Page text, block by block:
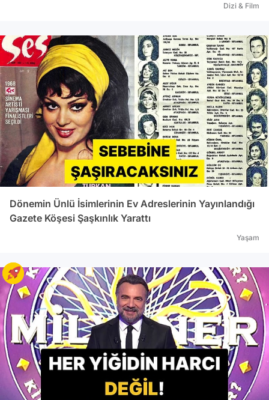
Dizi & Film
Dönemin Ünlü İsimlerinin Ev Adreslerinin Yayınlandığı
Gazete Köşesi Şaşkınlık Yarattı
Yaşam